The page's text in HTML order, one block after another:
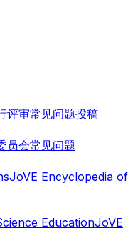
评审常见问题投稿
员会常见问题
JoVE Encyclopedia of
EducationJoVE